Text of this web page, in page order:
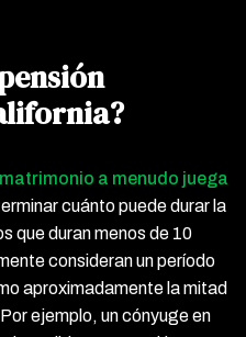
a menudo juega
cuánto puede durar la
que duran menos de 10
consideran un período
aproximadamente la mitad
ejemplo, un cónyuge en